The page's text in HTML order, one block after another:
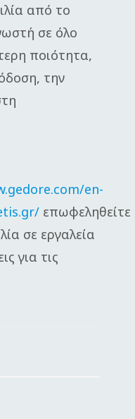
από το
σε όλο
ποιότητα,
την
en-
επωφεληθείτε
σε εργαλεία
για τις